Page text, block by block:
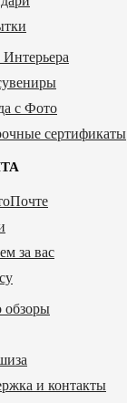
Интерьера
с Фото
сертификаты
за вас
обзоры
и контакты